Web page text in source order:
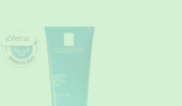
¡Oferta!
¡Oferta!